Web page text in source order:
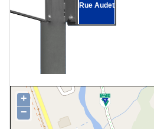
Rue Audet
+
−